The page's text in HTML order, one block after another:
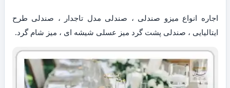
اجاره انواع میزو صندلی ، صندلی مدل تاجدار ، صندلی طرح
ایتالیایی ، صندلی پشت گرد میز عسلی شیشه ای ، میز شام گرد.